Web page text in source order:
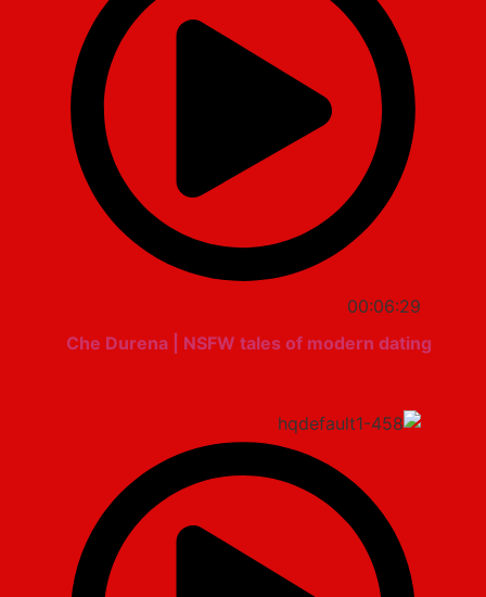
00:06:29
Che Durena | NSFW tales of modern dating